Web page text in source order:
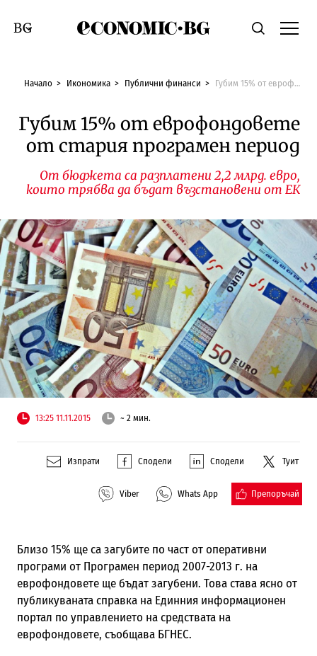
Economic.bgТърсене
Смяна на език
Начало Икономика Публични финанси Губим 15% от еврофондовете от стария програмен период
Губим 15% от еврофондовете
от стария програмен период
От бюджета са разплатени 2,2 млрд. евро,
които трябва да бъдат възстановени от ЕК
13:25 11.11.2015 ~ 2 мин.
Изпрати Сподели Сподели Туит
Viber Whats App Препоръчай
Близо 15% ще са загубите по част от оперативни
програми от Програмен период 2007-2013 г. на
еврофондовете ще бъдат загубени. Това става ясно от
публикуваната справка на Единния информационен
портал по управлението на средствата на
еврофондовете, съобщава БГНЕС.